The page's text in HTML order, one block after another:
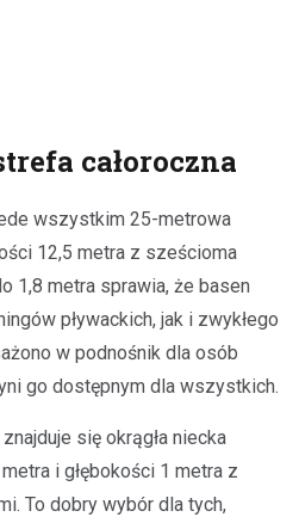
całoroczna
wszystkim 25-metrowa
12,5 metra z sześcioma
1,8 metra sprawia, że basen
pływackich, jak i zwykłego
w podnośnik dla osób
go dostępnym dla wszystkich.
się okrągła niecka
i głębokości 1 metra z
To dobry wybór dla tych,